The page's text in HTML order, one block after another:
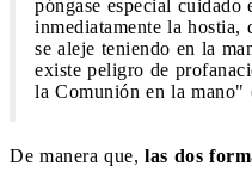
póngase especial cuidado
inmediatamente la
se aleje teniendo en la
existe peligro de
la Comunión en la mano"
De manera que, las dos